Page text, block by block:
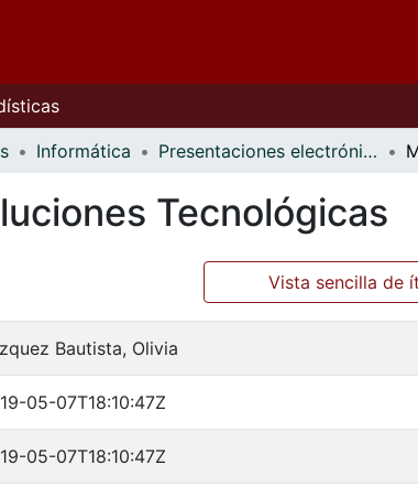
Informática Presentaciones electrónicas
Tecnológicas
Vista sencilla de
Bautista, Olivia
05-07T18:10:47Z
05-07T18:10:47Z